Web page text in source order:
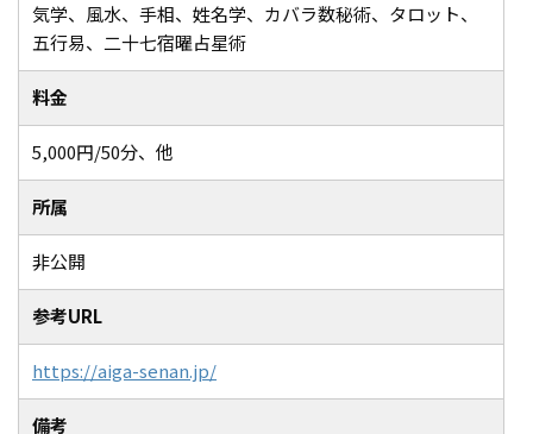
気学、風水、手相、姓名学、カバラ数秘術、タロット、
五行易、二十七宿曜占星術
料金
5,000円/50分、他
所属
非公開
参考URL
https://aiga-senan.jp/
備考